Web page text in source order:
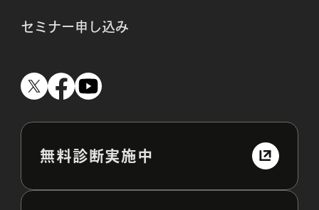
セミナー申し込み
無料診断実施中